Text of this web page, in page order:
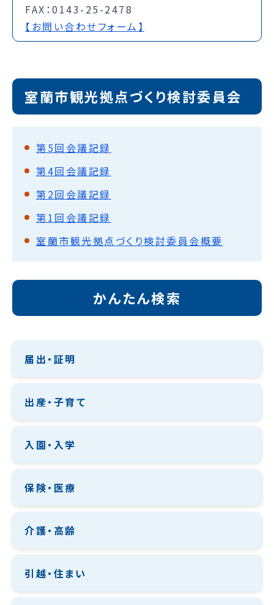
FAX：0143-25-2478
【お問い合わせフォーム】
室蘭市観光拠点づくり検討委員会
第5回会議記録
第4回会議記録
第2回会議記録
第1回会議記録
室蘭市観光拠点づくり検討委員会概要
かんたん検索
届出・証明
出産・子育て
入園・入学
保険・医療
介護・高齢
引越・住まい